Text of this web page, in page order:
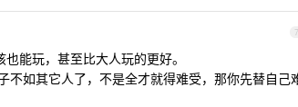
7
能玩，甚至比大人玩的更好。
如其它人了，不是全才就得难受，那你先替自己